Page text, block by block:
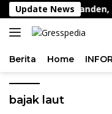
Langsung
ke
konten
Update News
di Desa Peganden,
Berita Home
bajak laut